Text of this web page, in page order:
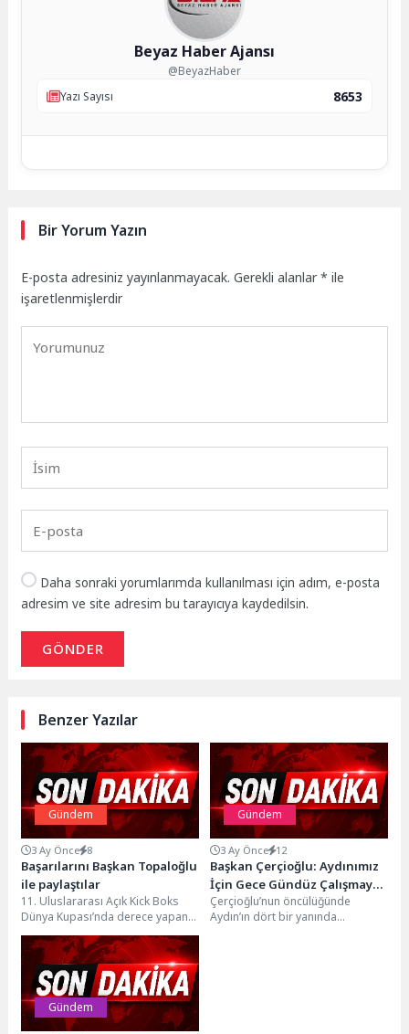
Beyaz Haber Ajansı
@BeyazHaber
Yazı Sayısı
8653
Bir Yorum Yazın
E-posta adresiniz yayınlanmayacak. Gerekli alanlar* ile
işaretlenmişlerdir
Daha sonraki yorumlarımda kullanılması için adım, e-posta
adresim ve site adresim bu tarayıcıya kaydedilsin.
GÖNDER
Benzer Yazılar
Gündem
3 Ay Önce 8
Başarılarını Başkan Topaloğlu
ile paylaştılar
11. Uluslararası Açık Kick Boks
Dünya Kupası’nda derece yapan
Kemer Belediyesi Kick Boks
Takımı sporcuları,...
Gündem
3 Ay Önce 12
Başkan Çerçioğlu: Aydınımız
İçin Gece Gündüz Çalışmaya
Devam Ediyoruz
Çerçioğlu’nun öncülüğünde
Aydın’ın dört bir yanında
Gündem